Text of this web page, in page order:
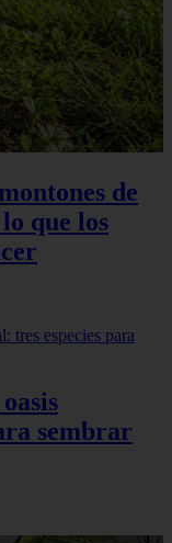
de
que los
sembrar